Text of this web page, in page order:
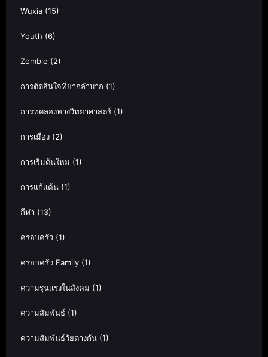
Wuxia (15)
Youth (6)
Zombie (2)
การตัดสินใจที่ยากลำบาก (1)
การทดลองทางวิทยาศาสตร์ (1)
การเมือง (2)
การเริ่มต้นใหม่ (1)
การแก้แค้น (1)
กีฬา (13)
ครอบครัว (1)
ครอบครัว Family (1)
ความรุนแรงในสังคม (1)
ความสัมพันธ์ (1)
ความสัมพันธ์วัยต่างกัน (1)